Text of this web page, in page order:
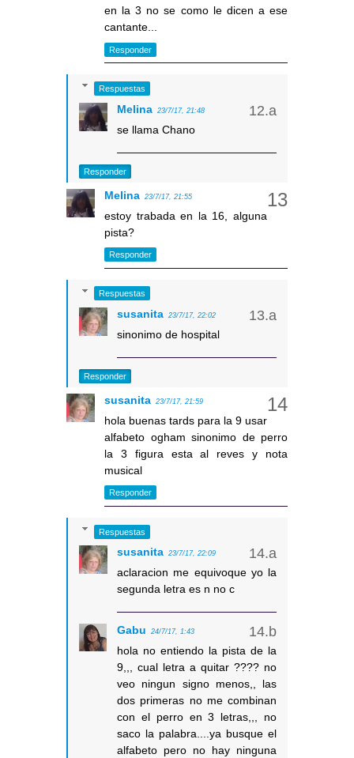
en la 3 no se como le dicen a ese
cantante...
Responder
Respuestas
Melina 23/7/17, 21:48
se llama Chano
Responder
Melina 23/7/17, 21:55
estoy trabada en la 16, alguna
pista?
Responder
Respuestas
susanita 23/7/17, 22:02
sinonimo de hospital
Responder
susanita 23/7/17, 21:59
hola buenas tards para la 9 usar
alfabeto ogham sinonimo de perro
la 3 figura esta al reves y nota
musical
Responder
Respuestas
susanita 23/7/17, 22:09
aclaracion me equivoque yo la
segunda letra es n no c
Gabu 24/7/17, 1:43
hola no entiendo la pista de la
9,,, cual letra a quitar ???? no
veo ningun signo menos,, las
dos primeras no me combinan
con el perro en 3 letras,,, no
saco la palabra....ya busque el
alfabeto pero no hay ninguna